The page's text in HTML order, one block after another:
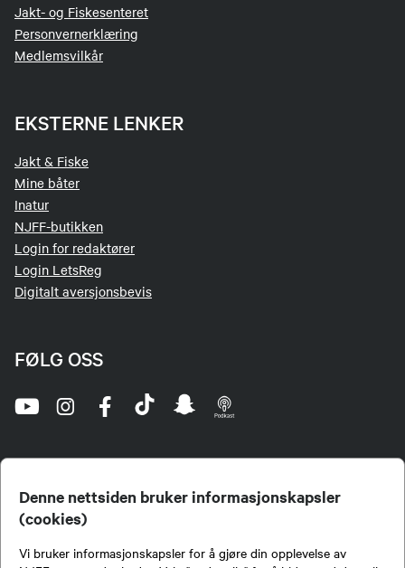
Denne nettsiden bruker informasjonskapsler
(cookies)
Vi bruker informasjonskapsler for å gjøre din opplevelse av
Jakt- og Fiskesenteret
Personvernerklæring
Medlemsvilkår
EKSTERNE LENKER
Jakt & Fiske
Mine båter
Inatur
NJFF-butikken
Login for redaktører
Login LetsReg
Digitalt aversjonsbevis
FØLG OSS
jegere og sportsfiskere og et av de viktigste miljøene for formidling av kunnskap om jakt og